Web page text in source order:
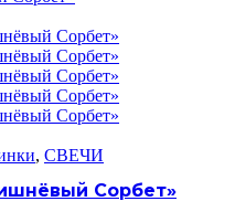
, СВЕЧИ
Сорбет»